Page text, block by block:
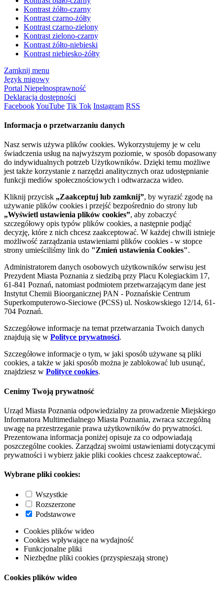
Kontrast żółto-czarny
Kontrast czarno-żółty
Kontrast czarno-zielony
Kontrast zielono-czarny
Kontrast żółto-niebieski
Kontrast niebiesko-żółty
Zamknij menu
Język migowy
Portal Niepełnosprawność
Deklaracja dostępności
FacebookYouTube Tik Tok Instagram RSS
Informacja o przetwarzaniu danych
Nasz serwis używa plików cookies. Wykorzystujemy je w celu
świadczenia usług na najwyższym poziomie, w sposób dopasowany
do indywidualnych potrzeb Użytkowników. Dzięki temu możliwe
jest także korzystanie z narzędzi analitycznych oraz udostępnianie
funkcji mediów społecznościowych i odtwarzacza wideo.
Kliknij przycisk „Zaakceptuj lub zamknij”, by wyrazić zgodę na
używanie plików cookies i przejść bezpośrednio do strony lub
„Wyświetl ustawienia plików cookies”, aby zobaczyć
szczegółowy opis typów plików cookies, a następnie podjąć
decyzję, które z nich chcesz zaakceptować. W każdej chwili istnieje
możliwość zarządzania ustawieniami plików cookies - w stopce
strony umieściliśmy link do "Zmień ustawienia Cookies".
Administratorem danych osobowych użytkowników serwisu jest
Prezydent Miasta Poznania z siedzibą przy Placu Kolegiackim 17,
61-841 Poznań, natomiast podmiotem przetwarzającym dane jest
Instytut Chemii Bioorganicznej PAN - Poznańskie Centrum
Superkomputerowo-Sieciowe (PCSS) ul. Noskowskiego 12/14, 61-
704 Poznań.
Szczegółowe informacje na temat przetwarzania Twoich danych
znajdują się w Polityce prywatności.
Szczegółowe informacje o tym, w jaki sposób używane są pliki
cookies, a także w jaki sposób można je zablokować lub usunąć,
znajdziesz w Polityce cookies.
Cenimy Twoją prywatność
Urząd Miasta Poznania odpowiedzialny za prowadzenie Miejskiego
Informatora Multimedialnego Miasta Poznania, zwraca szczególną
uwagę na przestrzeganie prawa użytkowników do prywatności.
Prezentowana informacja poniżej opisuje za co odpowiadają
poszczególne cookies. Zarządzaj swoimi ustawieniami dotyczącymi
prywatności i wybierz jakie pliki cookies chcesz zaakceptować.
Wybrane pliki cookies:
Wszystkie
Rozszerzone
Podstawowe
Cookies plików wideo
Cookies wpływające na wydajność
Funkcjonalne pliki
Niezbędne pliki cookies (przyspieszają stronę)
Cookies plików wideo